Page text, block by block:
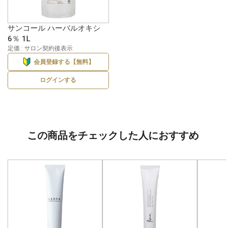
サンコール ハーバルオキシ
6％ 1L
定価 : サロン契約後表示
会員登録する【無料】
ログインする
この商品をチェックした人におすすめ